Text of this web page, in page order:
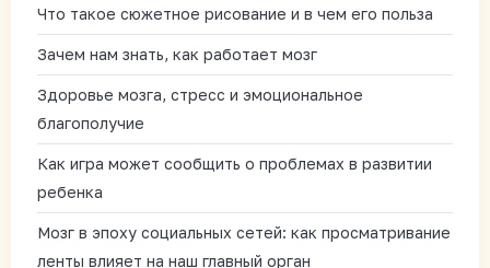
Что такое сюжетное рисование и в чем его польза
Зачем нам знать, как работает мозг
Здоровье мозга, стресс и эмоциональное
благополучие
Как игра может сообщить о проблемах в развитии
ребенка
Мозг в эпоху социальных сетей: как просматривание
ленты влияет на наш главный орган